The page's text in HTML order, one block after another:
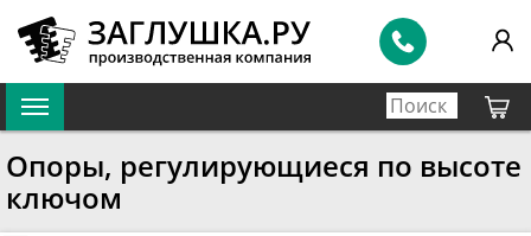
Опоры, регулирующиеся по высоте
ключом